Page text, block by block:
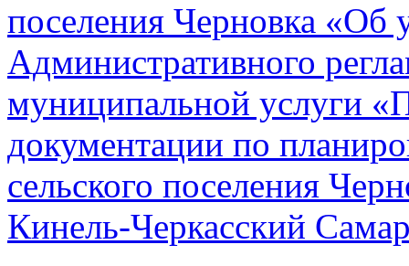
поселения Черновка «Об
Административного
муниципальной услуги
документации по
сельского поселения
Кинель-Черкасский